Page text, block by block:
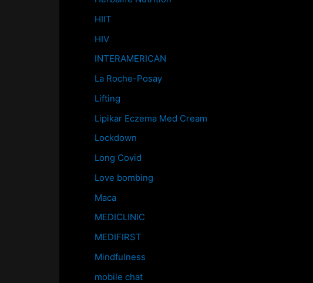
HIIT
HIV
INTERAMERICAN
La Roche-Posay
Lifting
Lipikar Eczema Med Cream
Lockdown
Long Covid
Love bombing
Maca
MEDICLINIC
MEDIFIRST
Mindfulness
mobile chat